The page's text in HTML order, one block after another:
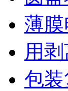
薄
用
包